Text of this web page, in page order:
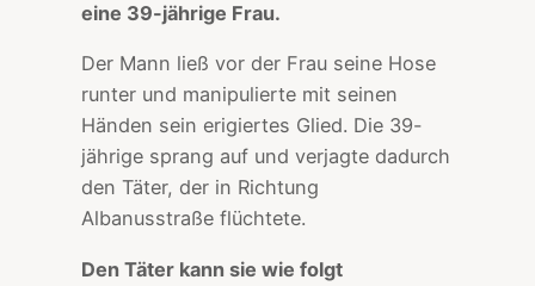
eine 39-jährige Frau.
Der Mann ließ vor der Frau seine Hose
runter und manipulierte mit seinen
Händen sein erigiertes Glied. Die 39-
jährige sprang auf und verjagte dadurch
den Täter, der in Richtung
Albanusstraße flüchtete.
Den Täter kann sie wie folgt